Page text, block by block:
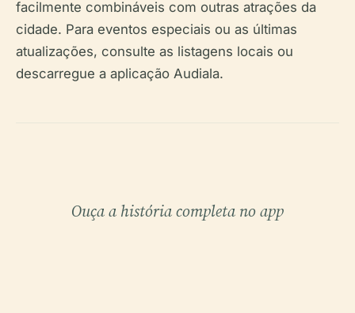
facilmente combináveis com outras atrações da
cidade. Para eventos especiais ou as últimas
atualizações, consulte as listagens locais ou
descarregue a aplicação Audiala.
Ouça a história completa no app